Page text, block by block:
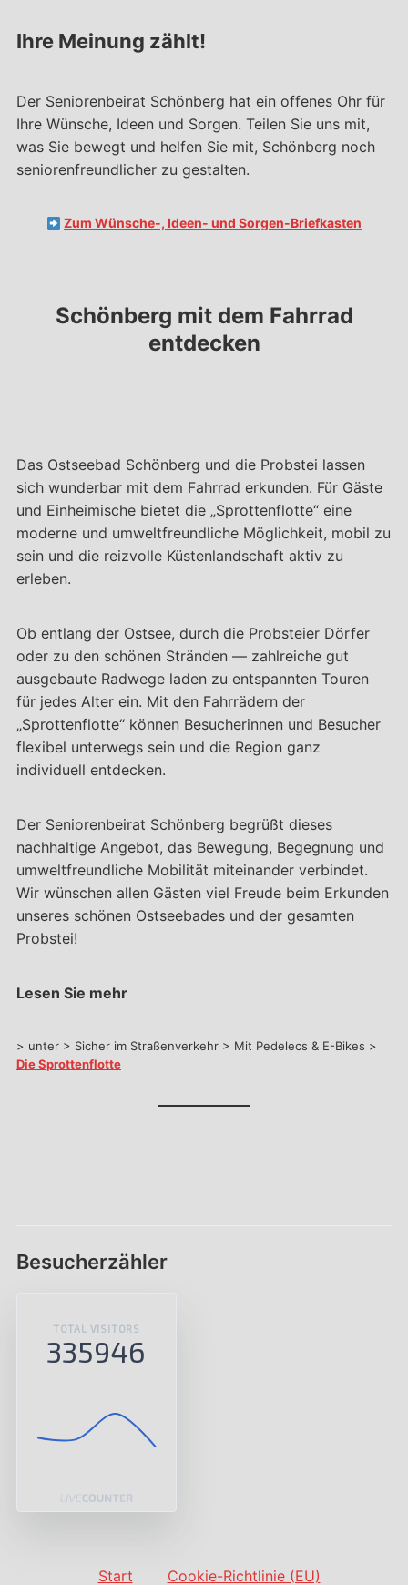
Ihre Meinung zählt!
Der Seniorenbeirat Schönberg hat ein offenes Ohr für
Ihre Wünsche, Ideen und Sorgen. Teilen Sie uns mit,
was Sie bewegt und helfen Sie mit, Schönberg noch
seniorenfreundlicher zu gestalten.
Zum Wünsche-, Ideen- und Sorgen-Briefkasten
Schönberg mit dem Fahrrad
entdecken
Das Ostseebad Schönberg und die Probstei lassen
sich wunderbar mit dem Fahrrad erkunden. Für Gäste
und Einheimische bietet die „Sprottenflotte“ eine
moderne und umweltfreundliche Möglichkeit, mobil zu
sein und die reizvolle Küstenlandschaft aktiv zu
erleben.
Ob entlang der Ostsee, durch die Probsteier Dörfer
oder zu den schönen Stränden — zahlreiche gut
ausgebaute Radwege laden zu entspannten Touren
für jedes Alter ein. Mit den Fahrrädern der
„Sprottenflotte“ können Besucherinnen und Besucher
flexibel unterwegs sein und die Region ganz
individuell entdecken.
Der Seniorenbeirat Schönberg begrüßt dieses
nachhaltige Angebot, das Bewegung, Begegnung und
umweltfreundliche Mobilität miteinander verbindet.
Wir wünschen allen Gästen viel Freude beim Erkunden
unseres schönen Ostseebades und der gesamten
Probstei!
Lesen Sie mehr
> unter > Sicher im Straßenverkehr > Mit Pedelecs & E-Bikes >
Die Sprottenflotte
Besucherzähler
TOTAL VISITORS
335946
Start Cookie-Richtlinie (EU)